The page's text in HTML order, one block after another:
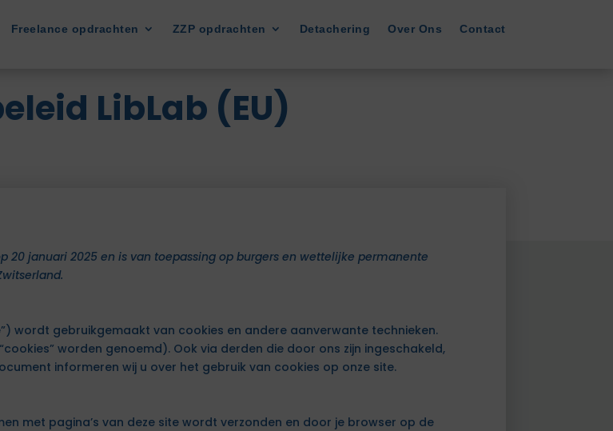
Freelance opdrachten ZZP opdrachten Detachering Over Ons Contact
LibLab (EU)
20 januari 2025 en is van toepassing op burgers en wettelijke permanente
wordt gebruikgemaakt van cookies en andere aanverwante technieken.
worden genoemd). Ook via derden die door ons zijn ingeschakeld,
informeren wij u over het gebruik van cookies op onze site.
met pagina’s van deze site wordt verzonden en door je browser op de